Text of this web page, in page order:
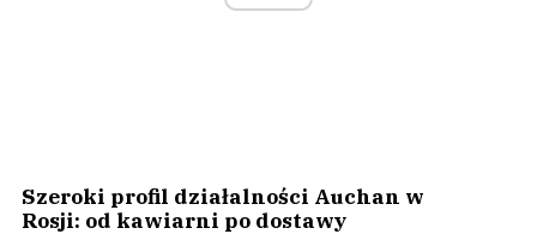
Szeroki profil działalności Auchan w
Rosji: od kawiarni po dostawy